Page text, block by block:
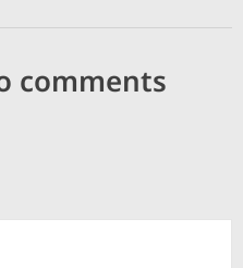
comments